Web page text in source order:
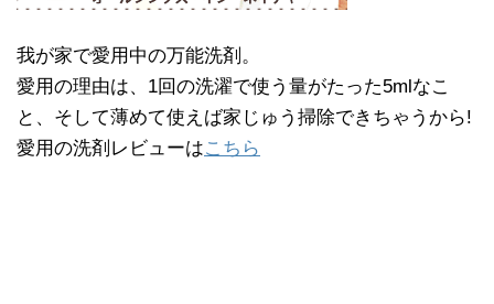
我が家で愛用中の万能洗剤。
愛用の理由は、1回の洗濯で使う量がたった5mlなこ
と、そして薄めて使えば家じゅう掃除できちゃうから!
愛用の洗剤レビューはこちら